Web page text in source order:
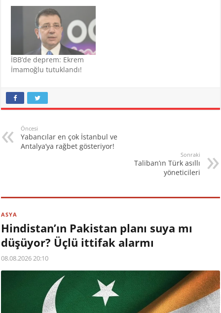
İBB’de deprem: Ekrem
İmamoğlu tutuklandı!
Öncesi
Yabancılar en çok İstanbul ve
Antalya’ya rağbet gösteriyor!
Sonraki
Taliban’ın Türk asıllı
yöneticileri
ASYA
Hindistan’ın Pakistan planı suya mı
düşüyor? Üçlü ittifak alarmı
08.08.2026 20:10